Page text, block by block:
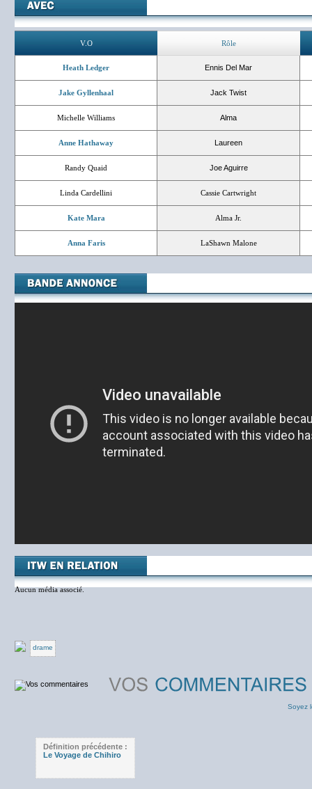
V.O Rôle
Heath Ledger Ennis Del Mar
Jake Gyllenhaal Jack Twist
Michelle Williams Alma
Anne Hathaway Laureen
Randy Quaid Joe Aguirre
Linda Cardellini Cassie Cartwright
Kate Mara Alma Jr.
Anna Faris LaShawn Malone
Aucun média associé.
drame
Soyez
Définition précédente :
Le Voyage de Chihiro